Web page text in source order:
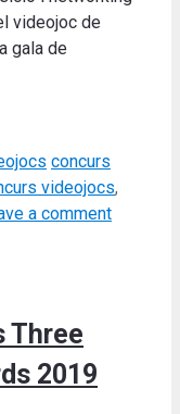
videojoc de
gala de
Tags
concurs
videojocs,
a comment
Three
2019